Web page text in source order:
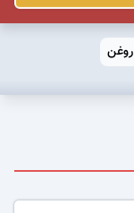
روغن